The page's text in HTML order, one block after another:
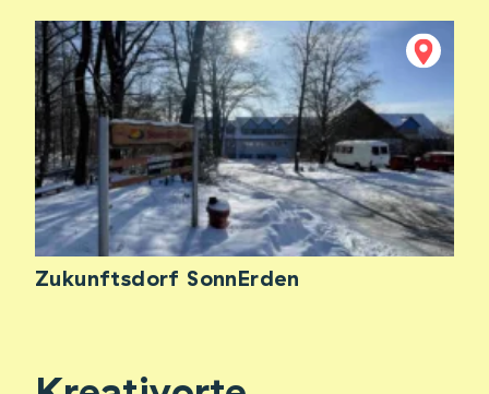
Zukunftsdorf SonnErden